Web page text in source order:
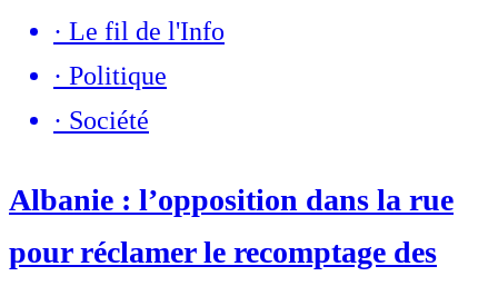
· Le fil de l'Info
· Politique
· Société
Albanie : l’opposition dans la rue
pour réclamer le recomptage des